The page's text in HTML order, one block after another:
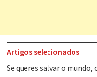
Artigos selecionados
Tem que filmar isso daí